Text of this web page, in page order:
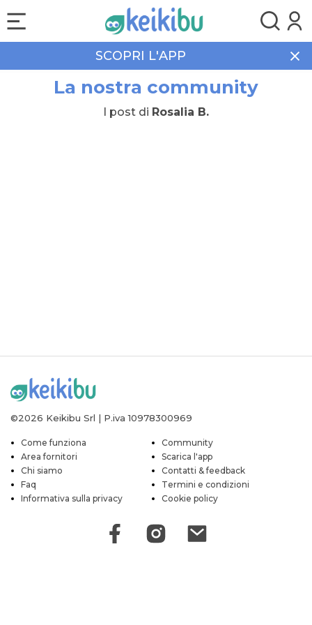
SCOPRI L'APP
La nostra community
I post di Rosalia B.
©2026 Keikibu Srl | P.iva 10978300969
Come funziona
Community
Area fornitori
Scarica l'app
Chi siamo
Contatti & feedback
Faq
Termini e condizioni
Informativa sulla privacy
Cookie policy